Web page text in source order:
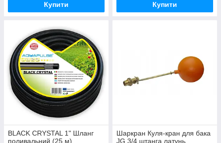
Купити Купити
BLACK CRYSTAL 1" Шланг
поливальний (25 м)
Шаркран Куля-кран для бака
JG 3/4 штанга латунь